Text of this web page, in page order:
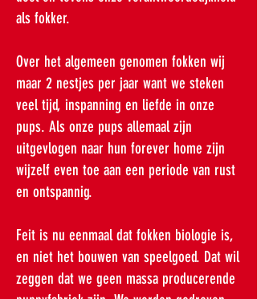
als fokker.
Over het algemeen genomen fokken wij
maar 2 nestjes per jaar want we steken
veel tijd, inspanning en liefde in onze
pups. Als onze pups allemaal zijn
uitgevlogen naar hun forever home zijn
wijzelf even toe aan een periode van rust
en ontspannig.
Feit is nu eenmaal dat fokken biologie is,
en niet het bouwen van speelgoed. Dat wil
zeggen dat we geen massa producerende